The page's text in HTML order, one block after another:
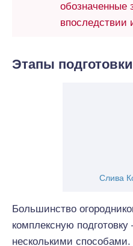
обозначенные
впоследствии
Этапы
Слива
Большинство
комплексную
несколькими